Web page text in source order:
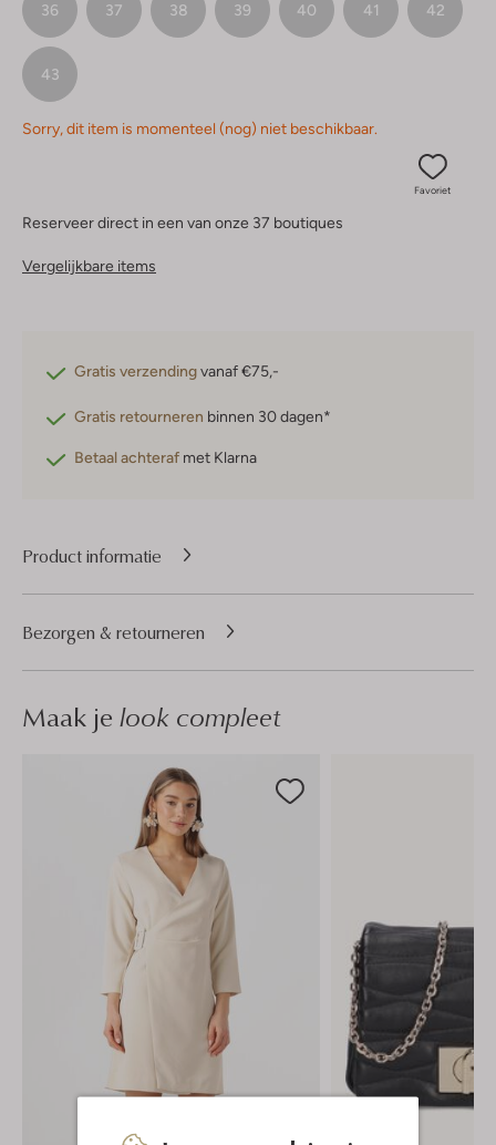
36 37 38 39 40 41 42
43
Sorry, dit item is momenteel (nog) niet beschikbaar.
Favoriet
Reserveer direct in een van onze 37 boutiques
Vergelijkbare items
Gratis verzendingvanaf €75,-
Gratis retourneren binnen 30 dagen*
Betaal achteraf met Klarna
Product informatie
Bezorgen & retourneren
Maak je look compleet